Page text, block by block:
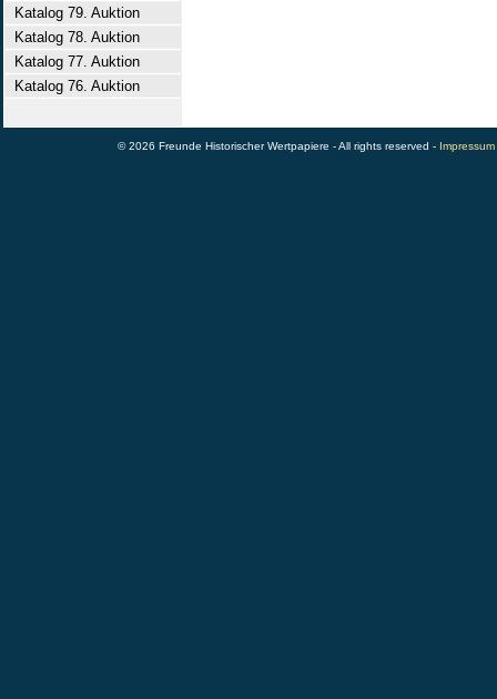
Katalog 79. Auktion
Katalog 78. Auktion
Katalog 77. Auktion
Katalog 76. Auktion
© 2026 Freunde Historischer Wertpapiere - All rights reserved - Impressum